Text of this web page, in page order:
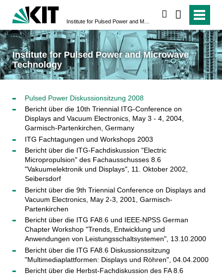
Institute for Pulsed Power and Microwave
Technology
Pulsed Power Diskussionsitzung 2008
Bericht über die 10th Triennial ITG-Conference on
Displays and Vacuum Electronics, May 3 - 4, 2004,
Garmisch-Partenkirchen, Germany
ITG Fachtagungen und Workshops 2003
Bericht über die ITG-Fachdiskussion "Electric
Micropropulsion" des Fachausschusses 8.6
"Vakuumelektronik und Displays", 11. Oktober 2002,
Seibersdorf
Bericht über die 9th Triennial Conference on Displays and
Vacuum Electronics, May 2-3, 2001, Garmisch-
Partenkirchen
Bericht über die ITG FA8.6 und IEEE-NPSS German
Chapter Workshop "Trends, Entwicklung und
Anwendungen von Leistungsschaltsystemen", 13.10.2000
Bericht über die ITG FA8.6 Diskussionssitzung
"Multimediaplattformen: Displays und Röhren", 04.04.2000
Bericht über die Herbst-Fachdiskussion des FA 8.6